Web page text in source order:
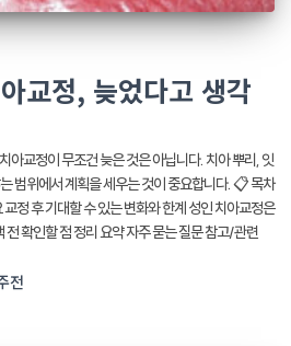
교정, 늦었다고 생각
아교정이 무조건 늦은 것은 아닙니다. 치아 뿌리, 잇
범위에서 계획을 세우는 것이 중요합니다. 📋 목차
정 후 기대할 수 있는 변화와 한계 성인 치아교정은
확인할 점 정리 요약 자주 묻는 질문 참고/관련
전